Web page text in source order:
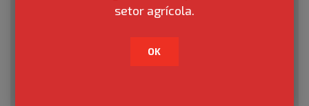
setor agrícola.
OK